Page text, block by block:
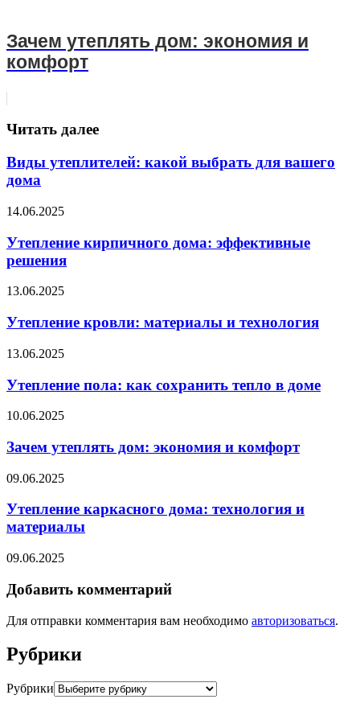
Зачем утеплять дом: экономия и
комфорт
Читать далее
Виды утеплителей: какой выбрать для вашего
дома
14.06.2025
Утепление кирпичного дома: эффективные
решения
13.06.2025
Утепление кровли: материалы и технология
13.06.2025
Утепление пола: как сохранить тепло в доме
10.06.2025
Зачем утеплять дом: экономия и комфорт
09.06.2025
Утепление каркасного дома: технология и
материалы
09.06.2025
Добавить комментарий
Для отправки комментария вам необходимо авторизоваться.
Рубрики
Рубрики